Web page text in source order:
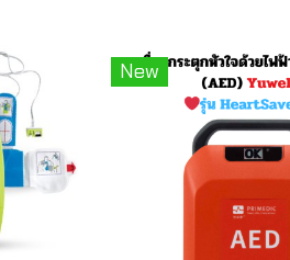
New